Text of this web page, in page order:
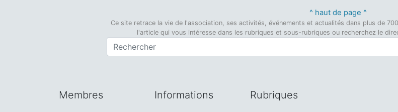
^ haut de page ^
Ce site retrace la vie de l'association, ses activités, événements et actualités dans plus de
l'article qui vous intéresse dans les rubriques et sous-rubriques ou recherchez le
Membres Informations Rubriques